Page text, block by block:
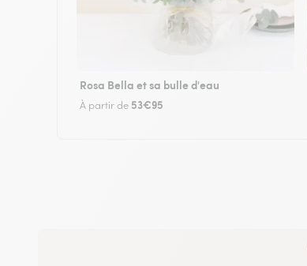
Rosa Bella et sa bulle d'eau
À partir de 53€95